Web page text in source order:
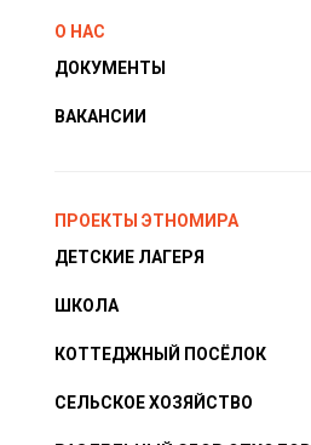
О НАС
ДОКУМЕНТЫ
ВАКАНСИИ
ПРОЕКТЫ ЭТНОМИРА
ДЕТСКИЕ ЛАГЕРЯ
ШКОЛА
КОТТЕДЖНЫЙ ПОСЁЛОК
СЕЛЬСКОЕ ХОЗЯЙСТВО